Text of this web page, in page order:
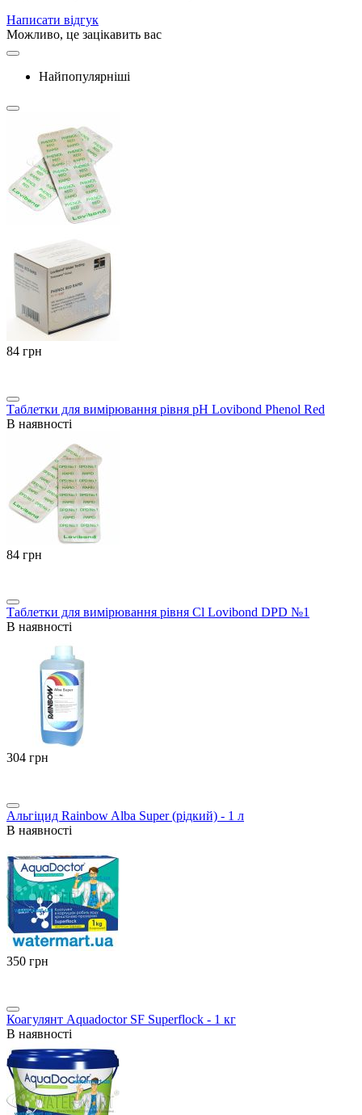
Написати відгук
Можливо, це зацікавить вас
Найпопулярніші
‍84‍ грн
Таблетки для вимірювання рівня pH Lovibond Phenol Red
В наявності
‍84‍ грн
Таблетки для вимірювання рівня Cl Lovibond DPD №1
В наявності
‍304‍ грн
Альгіцид Rainbow Alba Super (рідкий) - 1 л
В наявності
‍350‍ грн
Коагулянт Aquadoctor SF Superflock - 1 кг
В наявності